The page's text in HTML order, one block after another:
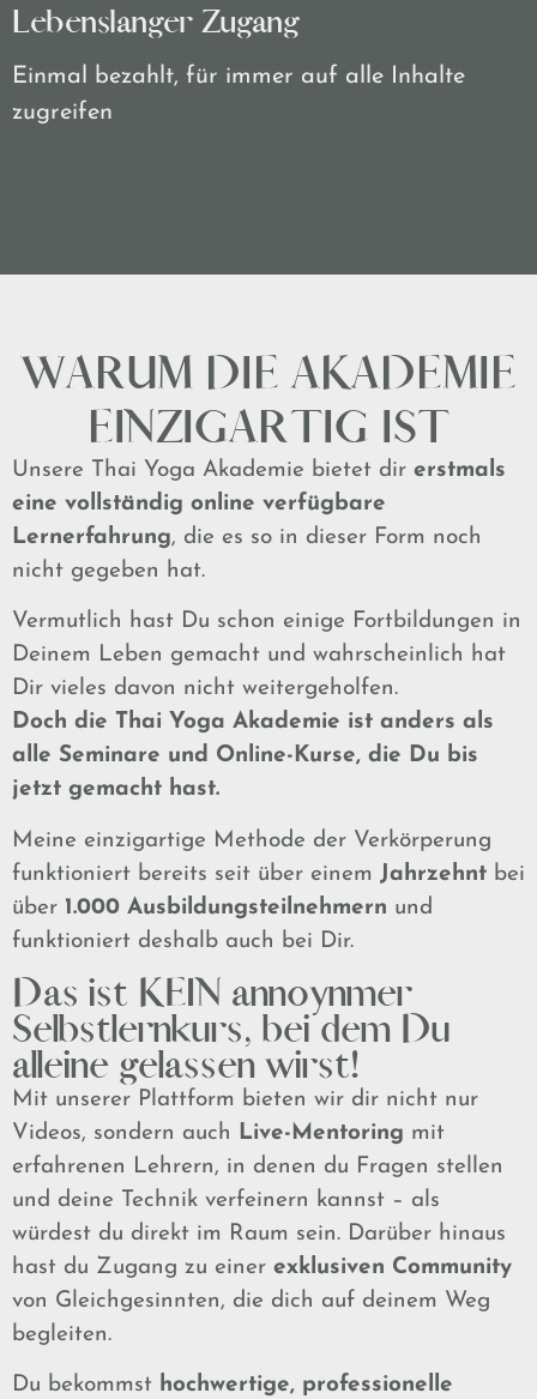
Lebenslanger Zugang
Einmal bezahlt, für immer auf alle Inhalte
zugreifen
WARUM DIE AKADEMIE
EINZIGARTIG IST
Unsere Thai Yoga Akademie bietet dir erstmals
eine vollständig online verfügbare
Lernerfahrung, die es so in dieser Form noch
nicht gegeben hat.
Vermutlich hast Du schon einige Fortbildungen in
Deinem Leben gemacht und wahrscheinlich hat
Dir vieles davon nicht weitergeholfen.
Doch die Thai Yoga Akademie ist anders als
alle Seminare und Online-Kurse, die Du bis
jetzt gemacht hast.
Meine einzigartige Methode der Verkörperung
funktioniert bereits seit über einem Jahrzehnt bei
über 1.000 Ausbildungsteilnehmern und
funktioniert deshalb auch bei Dir.
Das ist KEIN annoynmer
Selbstlernkurs, bei dem Du
alleine gelassen wirst!
Mit unserer Plattform bieten wir dir nicht nur
Videos, sondern auch Live-Mentoring mit
erfahrenen Lehrern, in denen du Fragen stellen
und deine Technik verfeinern kannst – als
würdest du direkt im Raum sein. Darüber hinaus
hast du Zugang zu einer exklusiven Community
von Gleichgesinnten, die dich auf deinem Weg
begleiten.
Du bekommst hochwertige, professionelle